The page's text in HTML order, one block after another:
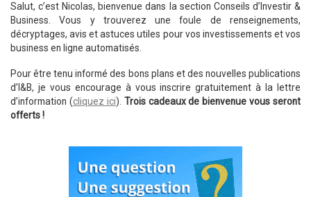
Salut, c’est Nicolas, bienvenue dans la section Conseils d’Investir &
Business. Vous y trouverez une foule de renseignements,
décryptages, avis et astuces utiles pour vos investissements et vos
business en ligne automatisés.
Pour être tenu informé des bons plans et des nouvelles publications
d’I&B, je vous encourage à vous inscrire gratuitement à la lettre
d’information (cliquez ici). Trois cadeaux de bienvenue vous seront
offerts !